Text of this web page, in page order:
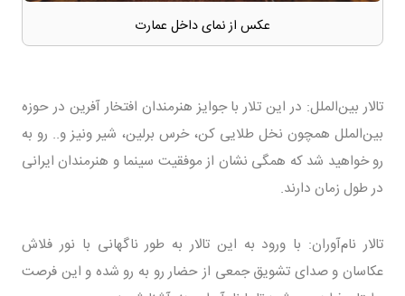
عکس از نمای داخل عمارت
تالار بین‌‌‌الملل: در این تلار با جوایز هنرمندان افتخار آفرین در حوزه
بین‌‌الملل همچون نخل طلایی کن، خرس برلین، شیر ونیز و.. رو به
رو خواهید شد که همگی نشان از موفقیت سینما و هنرمندان ایرانی
در طول زمان دارند.
تالار نام‌آوران: با ورود به این تالار به طور ناگهانی با نور فلاش
عکاسان و صدای تشویق جمعی از حضار رو به رو شده و این فرصت